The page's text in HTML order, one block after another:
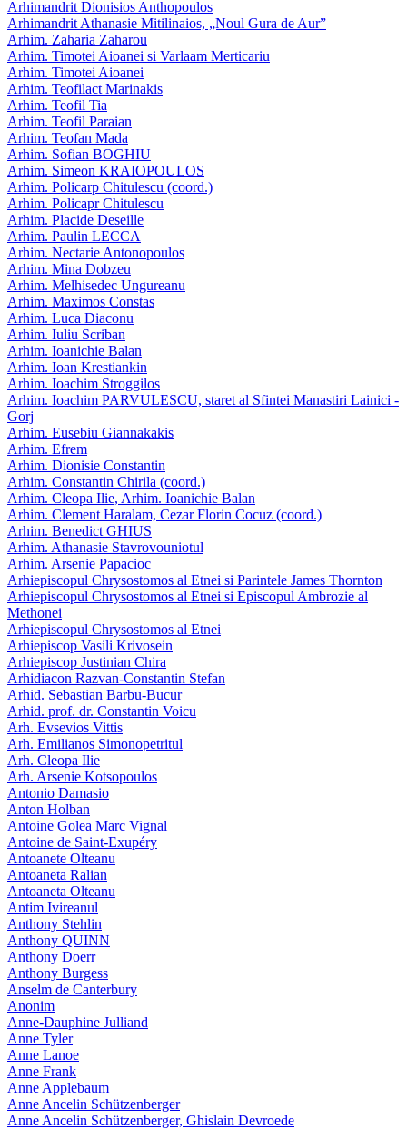
Arhimandrit Dionisios Anthopoulos
Arhimandrit Athanasie Mitilinaios, „Noul Gura de Aur”
Arhim. Zaharia Zaharou
Arhim. Timotei Aioanei si Varlaam Merticariu
Arhim. Timotei Aioanei
Arhim. Teofilact Marinakis
Arhim. Teofil Tia
Arhim. Teofil Paraian
Arhim. Teofan Mada
Arhim. Sofian BOGHIU
Arhim. Simeon KRAIOPOULOS
Arhim. Policarp Chitulescu (coord.)
Arhim. Policapr Chitulescu
Arhim. Placide Deseille
Arhim. Paulin LECCA
Arhim. Nectarie Antonopoulos
Arhim. Mina Dobzeu
Arhim. Melhisedec Ungureanu
Arhim. Maximos Constas
Arhim. Luca Diaconu
Arhim. Iuliu Scriban
Arhim. Ioanichie Balan
Arhim. Ioan Krestiankin
Arhim. Ioachim Stroggilos
Arhim. Ioachim PARVULESCU, staret al Sfintei Manastiri Lainici -
Gorj
Arhim. Eusebiu Giannakakis
Arhim. Efrem
Arhim. Dionisie Constantin
Arhim. Constantin Chirila (coord.)
Arhim. Cleopa Ilie, Arhim. Ioanichie Balan
Arhim. Clement Haralam, Cezar Florin Cocuz (coord.)
Arhim. Benedict GHIUS
Arhim. Athanasie Stavrovouniotul
Arhim. Arsenie Papacioc
Arhiepiscopul Chrysostomos al Etnei si Parintele James Thornton
Arhiepiscopul Chrysostomos al Etnei si Episcopul Ambrozie al
Methonei
Arhiepiscopul Chrysostomos al Etnei
Arhiepiscop Vasili Krivosein
Arhiepiscop Justinian Chira
Arhidiacon Razvan-Constantin Stefan
Arhid. Sebastian Barbu-Bucur
Arhid. prof. dr. Constantin Voicu
Arh. Evsevios Vittis
Arh. Emilianos Simonopetritul
Arh. Cleopa Ilie
Arh. Arsenie Kotsopoulos
Antonio Damasio
Anton Holban
Antoine Golea Marc Vignal
Antoine de Saint-Exupéry
Antoanete Olteanu
Antoaneta Ralian
Antoaneta Olteanu
Antim Ivireanul
Anthony Stehlin
Anthony QUINN
Anthony Doerr
Anthony Burgess
Anselm de Canterbury
Anonim
Anne-Dauphine Julliand
Anne Tyler
Anne Lanoe
Anne Frank
Anne Applebaum
Anne Ancelin Schützenberger
Anne Ancelin Schützenberger, Ghislain Devroede